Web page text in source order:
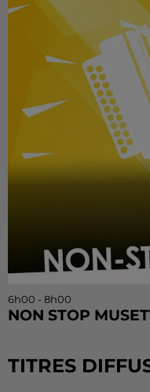
6h00 - 8h00
NON STOP
TITRES